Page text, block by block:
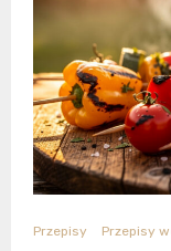
Przepisy Przepisy